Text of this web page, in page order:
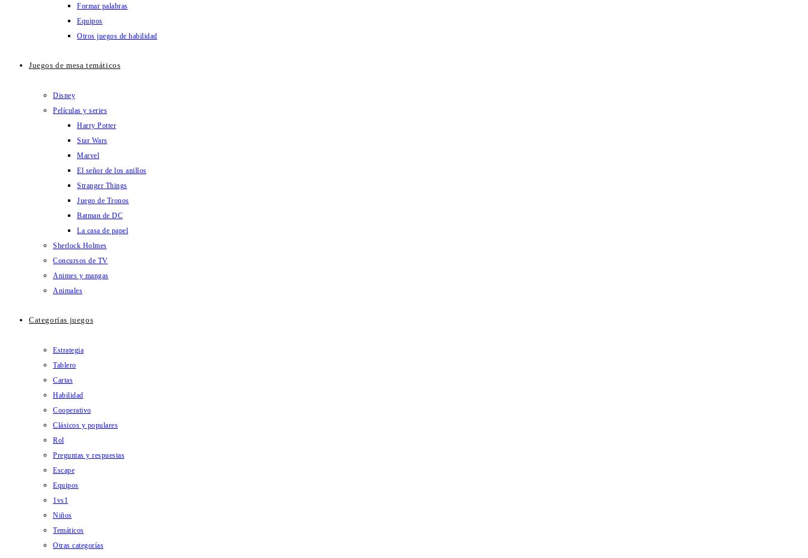
Formar palabras
Equipos
Otros juegos de habilidad
Juegos de mesa temáticos
Disney
Películas y series
Harry Potter
Star Wars
Marvel
El señor de los anillos
Stranger Things
Juego de Tronos
Batman de DC
La casa de papel
Sherlock Holmes
Concursos de TV
Animes y mangas
Animales
Categorías juegos
Estrategia
Tablero
Cartas
Habilidad
Cooperativo
Clásicos y populares
Rol
Preguntas y respuestas
Escape
Equipos
1vs1
Niños
Temáticos
Otras categorías